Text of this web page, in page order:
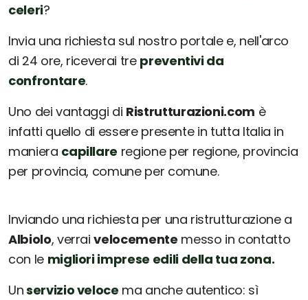
celeri?
Invia una richiesta sul nostro portale e, nell'arco
di 24 ore, riceverai tre preventivi da
confrontare.
Uno dei vantaggi di Ristrutturazioni.com è
infatti quello di essere presente in tutta Italia in
maniera capillare regione per regione, provincia
per provincia, comune per comune.
Inviando una richiesta per una ristrutturazione a
Albiolo, verraivelocemente messo in contatto
con le migliori imprese edili della tua zona.
Unservizio veloce ma anche autentico: sì